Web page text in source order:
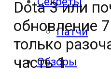
Патчи
Обзоры
Dota 3 или
обновление
только
часть 1